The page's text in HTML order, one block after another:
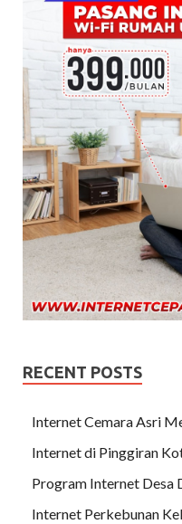
RECENT POSTS
Internet Cemara Asri
Internet di Pinggiran
Program Internet Desa
Internet Perkebunan